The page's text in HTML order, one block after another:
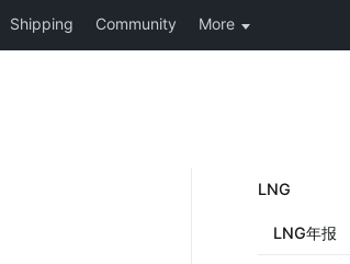
LNG
LNG年报